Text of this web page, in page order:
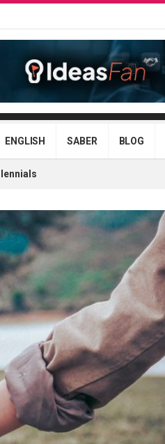
ENGLISH SABER BLOG